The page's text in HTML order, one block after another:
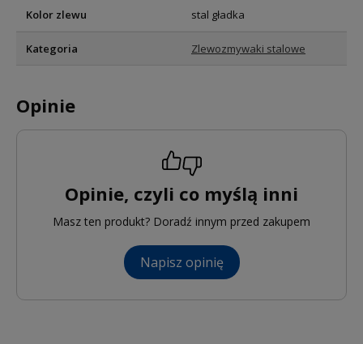
Kolor zlewu stal gładka
Kategoria Zlewozmywaki stalowe
Opinie
Opinie, czyli co myślą inni
Masz ten produkt? Doradź innym przed zakupem
Napisz opinię